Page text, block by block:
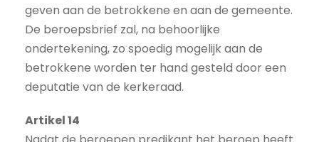
geven aan de betrokkene en aan de gemeente.
De beroepsbrief zal, na behoorlijke
ondertekening, zo spoedig mogelijk aan de
betrokkene worden ter hand gesteld door een
deputatie van de kerkeraad.
Artikel 14